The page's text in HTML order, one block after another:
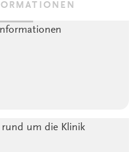
rund um die Klinik